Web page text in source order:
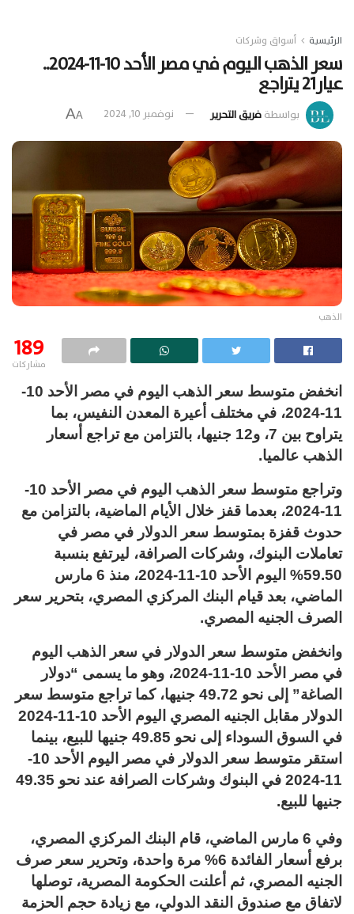
الرئيسية أسواق وشركات
سعر الذهب اليوم في مصر الأحد 10-11-2024..
عيار21 يتراجع
بواسطةفريق التحرير نوفمبر 10, 2024 A
A
الذهب
189
مشاركات
انخفض متوسط سعر الذهب اليوم في مصر الأحد 10-
11-2024، في مختلف أعيرة المعدن النفيس، بما
يتراوح بين 7، و12 جنيها، بالتزامن مع تراجع أسعار
الذهب عالميا.
وتراجع متوسط سعر الذهب اليوم في مصر الأحد 10-
11-2024، بعدما قفز خلال الأيام الماضية، بالتزامن مع
حدوث قفزة بمتوسط سعر الدولار في مصر في
تعاملات البنوك، وشركات الصرافة، ليرتفع بنسبة
59.50% اليوم الأحد 10-11-2024، منذ 6 مارس
الماضي، بعد قيام البنك المركزي المصري، بتحرير سعر
الصرف الجنيه المصري.
وانخفض متوسط سعر الدولار في سعر الذهب اليوم
في مصر الأحد 10-11-2024، وهو ما يسمى “دولار
الصاغة” إلى نحو 49.72 جنيها، كما تراجع متوسط سعر
الدولار مقابل الجنيه المصري اليوم الأحد 10-11-2024
في السوق السوداء إلى نحو 49.85 جنيها للبيع، بينما
استقر متوسط سعر الدولار في مصر اليوم الأحد 10-
11-2024 في البنوك وشركات الصرافة عند نحو 49.35
جنيها للبيع.
وفي 6 مارس الماضي، قام البنك المركزي المصري،
برفع أسعار الفائدة 6% مرة واحدة، وتحرير سعر صرف
الجنيه المصري، ثم أعلنت الحكومة المصرية، توصلها
لاتفاق مع صندوق النقد الدولي، مع زيادة حجم الحزمة